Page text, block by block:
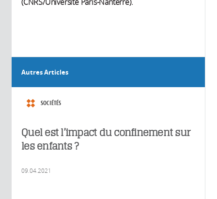
Autres Articles
SOCIÉTÉS
Quel est l’impact du confinement sur
les enfants ?
09.04.2021